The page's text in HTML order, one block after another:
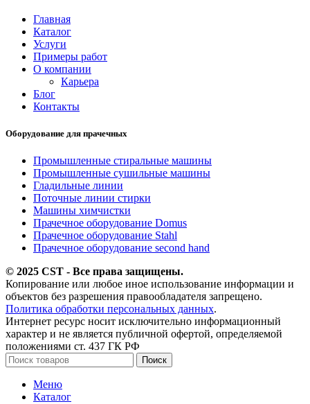
Главная
Каталог
Услуги
Примеры работ
О компании
Карьера
Блог
Контакты
Оборудование для прачечных
Промышленные стиральные машины
Промышленные сушильные машины
Гладильные линии
Поточные линии стирки
Машины химчистки
Прачечное оборудование Domus
Прачечное оборудование Stahl
Прачечное оборудование second hand
© 2025 CST - Все права защищены.
Копирование или любое иное использование информации и
объектов без разрешения правообладателя запрещено.
Политика обработки персональных данных.
Интернет ресурс носит исключительно информационный
характер и не является публичной офертой, определяемой
положениями ст. 437 ГК РФ
Поиск
Меню
Каталог